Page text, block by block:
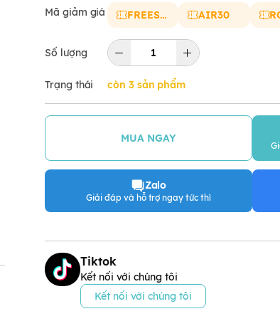
Mã giảm giá FREESHIP AIR30
Số lượng
Trạng thái còn 3 sản phẩm
MUA NGAY
Zalo
Giải đáp và hỗ trợ ngay tức thì
Tiktok
Kết nối với chúng tôi
Kết nối với chúng tôi